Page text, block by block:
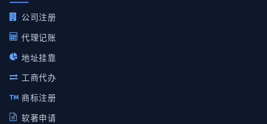
公司注册
代理记账
地址挂靠
工商代办
商标注册
软著申请